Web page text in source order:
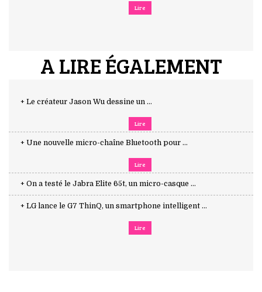
Lire
A LIRE ÉGALEMENT
+ Le créateur Jason Wu dessine un ...
Lire
+ Une nouvelle micro-chaîne Bluetooth pour ...
Lire
+ On a testé le Jabra Elite 65t, un micro-casque ...
+ LG lance le G7 ThinQ, un smartphone intelligent ...
Lire